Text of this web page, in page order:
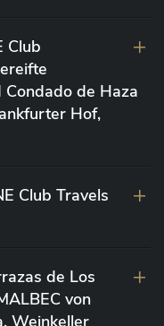
Club
de Haza
Hof,
Club Travels
de Los
von
Weinkeller